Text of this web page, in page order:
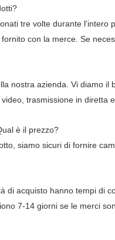
tre volte durante
con la merce. Se
nostra azienda. Vi diamo
trasmissione in diretta
è il prezzo?
siamo sicuri di fornire
di acquisto hanno tempi di
7-14 giorni se le merci